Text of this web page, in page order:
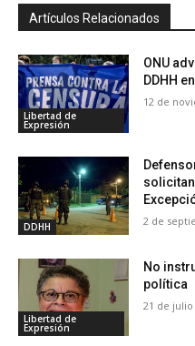
Artículos Relacionados
Libertad de
Expresión
ONU
DDHH
12 de
DDHH 2 de
Libertad de
Expresión
No
política
21 de julio